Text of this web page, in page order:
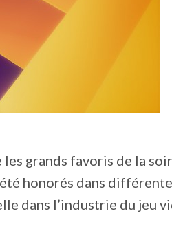
les grands favoris de la
honorés dans
dans l’industrie du jeu